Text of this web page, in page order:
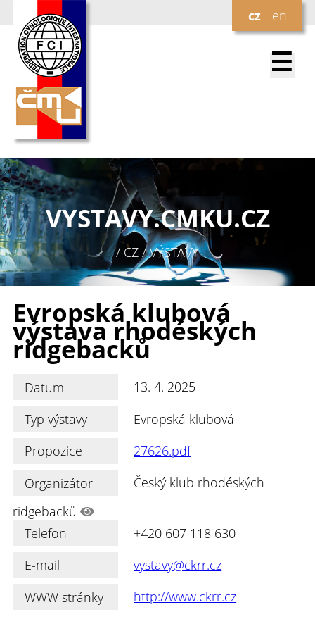
cz en
☰
VYSTAVY.CMKU.CZ
/ CZ / VÝSTAVY
Evropská klubová
výstava rhodéských
ridgebacků
Datum
13. 4. 2025
Typ výstavy
Evropská klubová
Propozice
27626.pdf
Organizátor
Český klub rhodéských
ridgebacků
Telefon
+420 607 118 630
E-mail
vystavy@ckrr.cz
WWW stránky
http://www.ckrr.cz